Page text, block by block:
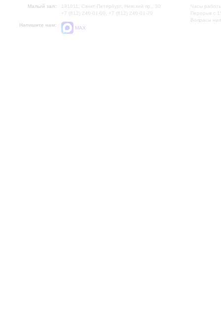
Малый зал:
191011, Санкт-Петербург, Невский пр., 30
+7 (812) 240-01-00, +7 (812) 240-01-70
Напишите нам:
MAX
Часы
Перерыв с
Вопросы